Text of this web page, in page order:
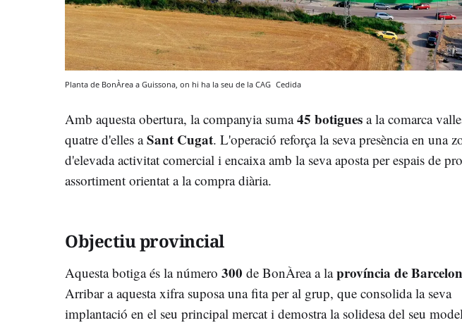
Planta de BonÀrea a Guissona, on hi ha la seu de la CAG Cedida
Amb aquesta obertura, la companyia suma45 botigues a la comarca
quatre d'elles aSant Cugat. L'operació reforça la seva presència en una
d'elevada activitat comercial i encaixa amb la seva aposta per espais de
assortiment orientat a la compra diària.
Objectiu provincial
Aquesta botiga és la número 300 de BonÀrea a laprovíncia de
Arribar a aquesta xifra suposa una fita per al grup, que consolida la seva
implantació en el seu principal mercat i demostra la solidesa del seu